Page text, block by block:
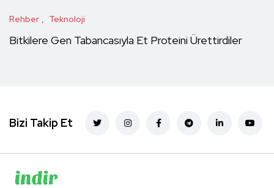
Rehber Teknoloji
Bitkilere Gen Tabancasıyla Et Proteini Ürettirdiler
Bizi Takip Et